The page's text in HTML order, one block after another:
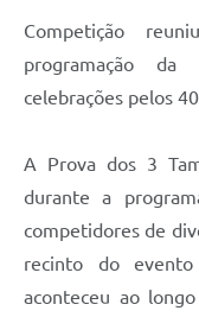
Competição
programação
celebrações pelos
A Prova dos 3
durante a
competidores de
recinto do
aconteceu ao